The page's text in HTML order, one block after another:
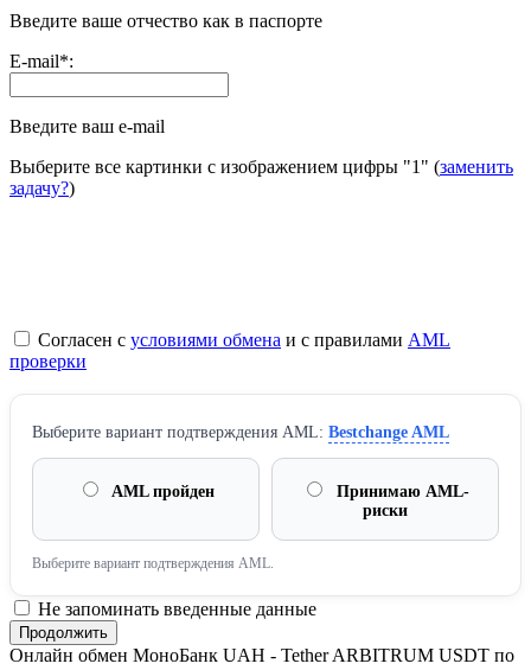
Введите ваше отчество как в паспорте
E-mail*:
Введите ваш e-mail
Выберите все картинки с изображением цифры "1" (заменить
задачу?)
Согласен с условиями обмена и с правилами AML
проверки
Выберите вариант подтверждения AML: Bestchange AML
AML пройден
Принимаю AML-
риски
Выберите вариант подтверждения AML.
Не запоминать введенные данные
Онлайн обмен МоноБанк UAH - Tether ARBITRUM USDT по